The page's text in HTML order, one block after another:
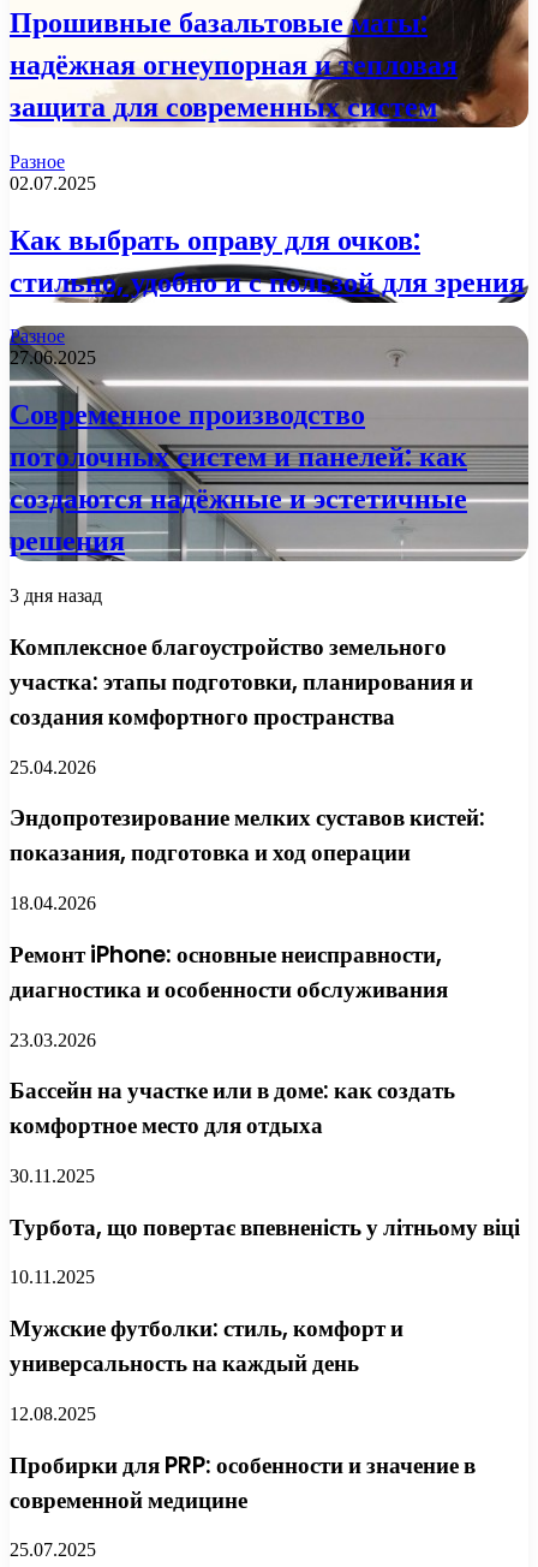
Прошивные базальтовые маты:
надёжная огнеупорная и тепловая
защита для современных систем
Разное
02.07.2025
Как выбрать оправу для очков:
стильно, удобно и с пользой для зрения
Разное
27.06.2025
Современное производство
потолочных систем и панелей: как
создаются надёжные и эстетичные
решения
3 дня назад
Комплексное благоустройство земельного
участка: этапы подготовки, планирования и
создания комфортного пространства
25.04.2026
Эндопротезирование мелких суставов кистей:
показания, подготовка и ход операции
18.04.2026
Ремонт iPhone: основные неисправности,
диагностика и особенности обслуживания
23.03.2026
Бассейн на участке или в доме: как создать
комфортное место для отдыха
30.11.2025
Турбота, що повертає впевненість у літньому віці
10.11.2025
Мужские футболки: стиль, комфорт и
универсальность на каждый день
12.08.2025
Пробирки для PRP: особенности и значение в
современной медицине
25.07.2025